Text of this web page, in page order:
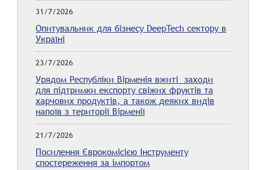
31/7/2026
Опитувальник для бізнесу DeepTech сектору в
Україні
23/7/2026
Урядом Республіки Вірменія вжиті заходи
для підтримки експорту свіжих фруктів та
харчових продуктів, а також деяких видів
напоїв з території Вірменії
21/7/2026
Посилення Єврокомісією Інструменту
спостереження за імпортом